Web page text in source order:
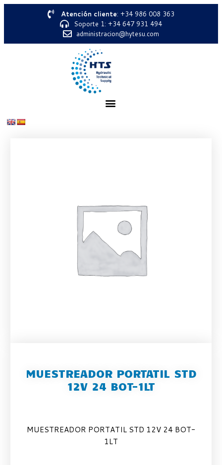
Atención cliente: +34 986 008 363
Soporte 1: +34 647 931 494
administracion@hytesu.com
MUESTREADOR PORTATIL STD
12V 24 BOT-1LT
MUESTREADOR PORTATIL STD 12V 24 BOT-
1LT